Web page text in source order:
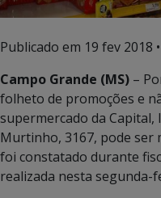
Publicado em 19 fev 2018
Campo Grande (MS) –
folheto de promoções e
supermercado da Capital,
Murtinho, 3167, pode ser
foi constatado durante
realizada nesta segunda-